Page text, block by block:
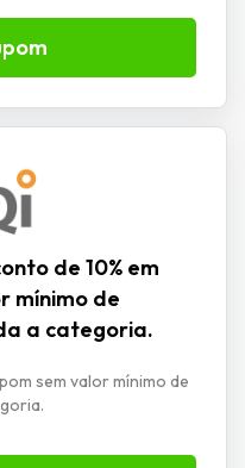
de 10% em
mínimo de
a categoria.
sem valor mínimo de